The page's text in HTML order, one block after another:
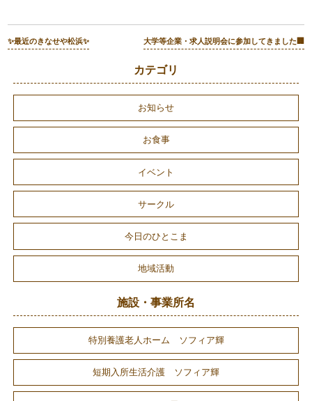
✨最近のきなせや松浜✨ 大学等企業・求人説明会に参加してきました🏢
カテゴリ
お知らせ
お食事
イベント
サークル
今日のひとこま
地域活動
施設・事業所名
特別養護老人ホーム ソフィア輝
短期入所生活介護 ソフィア輝